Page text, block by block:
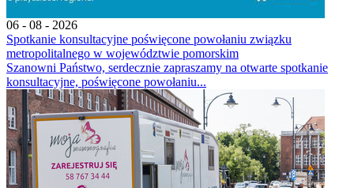
06 - 08 - 2026
Spotkanie konsultacyjne poświęcone powołaniu związku
metropolitalnego w województwie pomorskim
Szanowni Państwo, serdecznie zapraszamy na otwarte spotkanie
konsultacyjne, poświęcone powołaniu...